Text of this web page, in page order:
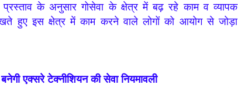
के अनुसार गोसेवा के क्षेत्र में बढ़ रहे काम व व्यापक
हुए इस क्षेत्र में काम करने वाले लोगों को आयोग से जोड़ा
एक्सरे टेक्नीशियन की सेवा नियमावली